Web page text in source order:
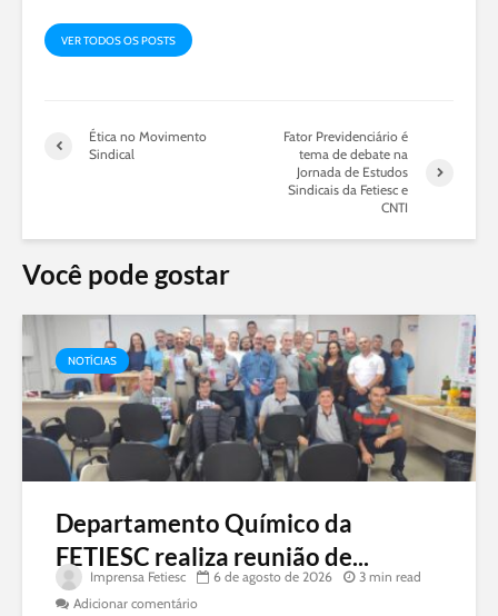
VER TODOS OS POSTS
Ética no Movimento
Sindical
Fator Previdenciário é
tema de debate na
Jornada de Estudos
Sindicais da Fetiesc e
CNTI
Você pode gostar
NOTÍCIAS
Departamento Químico da
FETIESC realiza reunião de...
Imprensa Fetiesc 6 de agosto de 2026
3 min read
Adicionar comentário